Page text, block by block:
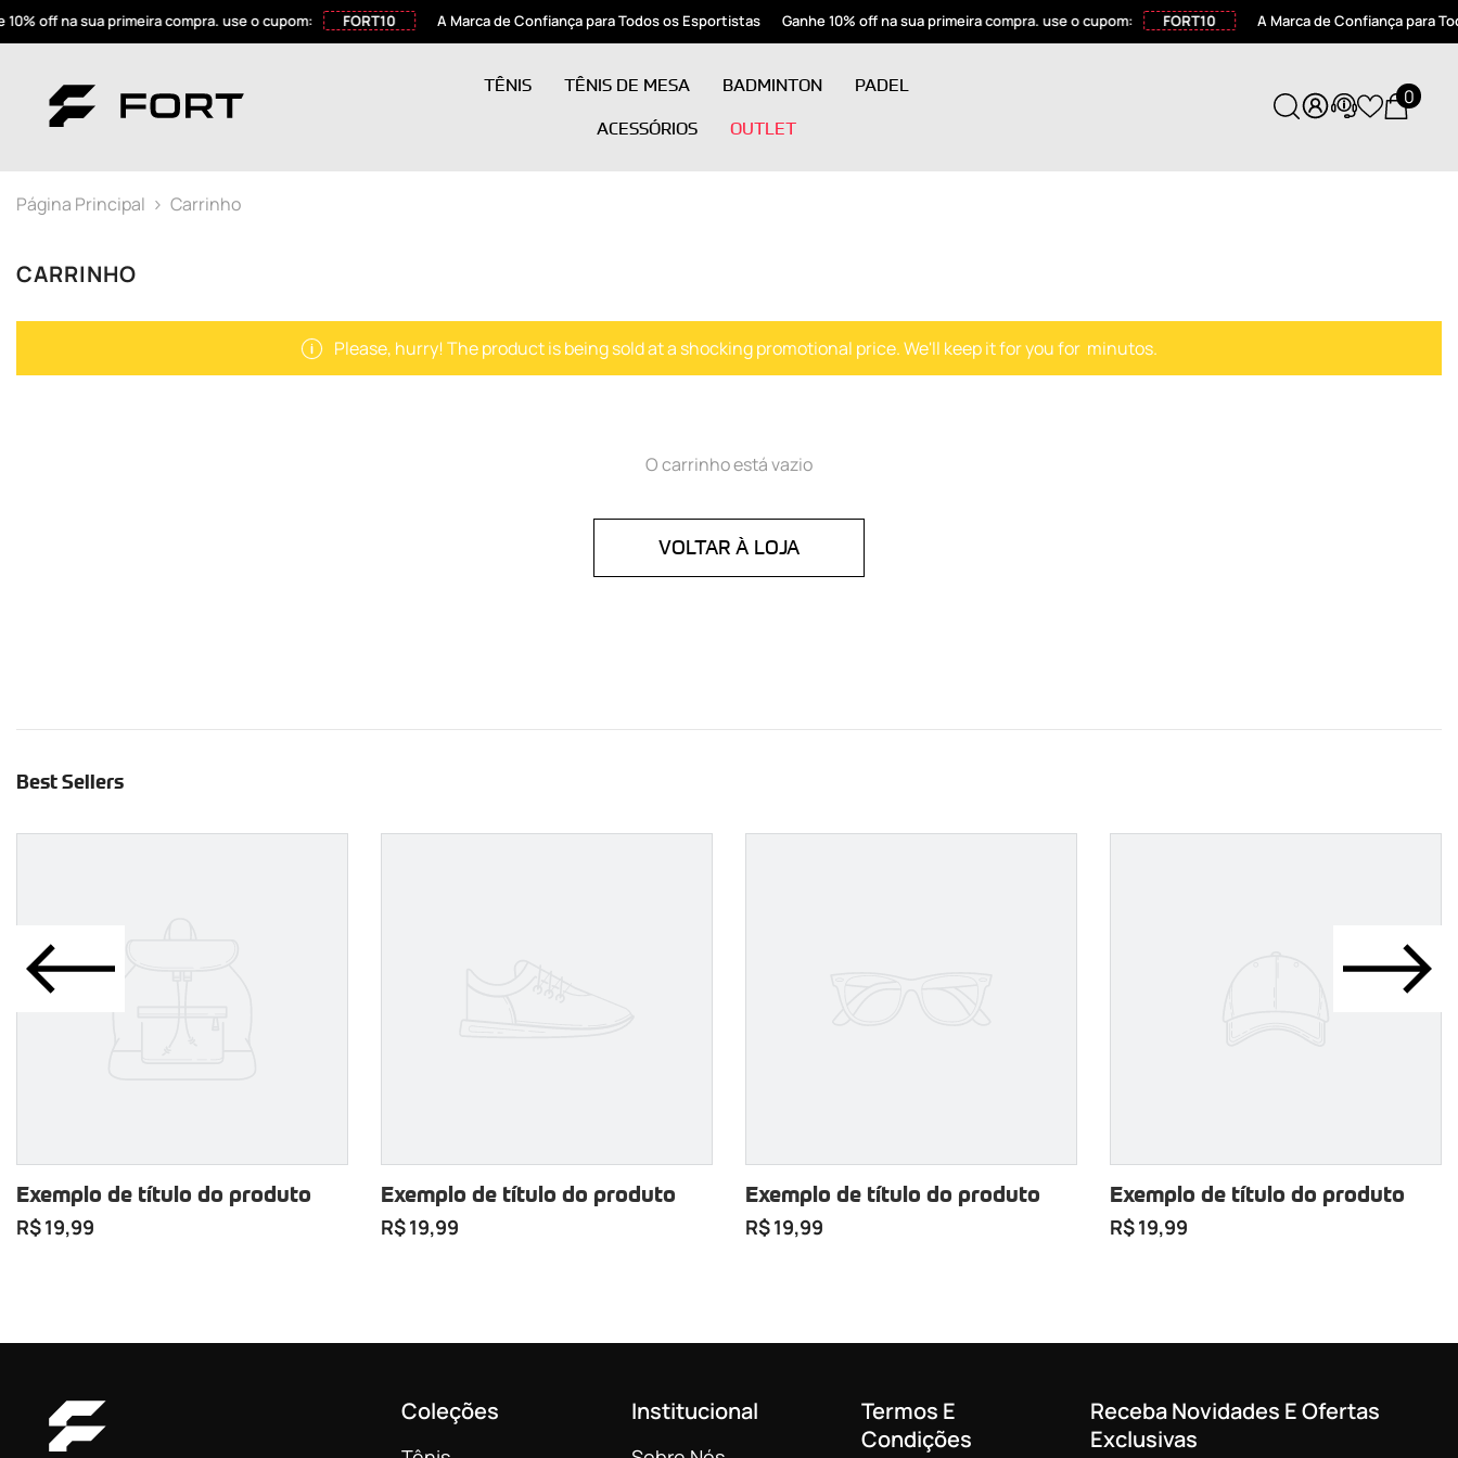
PULAR PARA O CONTEÚDO
off na sua primeira compra. use o cupom: FORT10 A Marca de Confiança para Todos os Esportistas Ganhe 10% off na sua primeira compra. use o cupom: FORT10 A Marca de Confiança para
TÊNIS TÊNIS DE MESA BADMINTON
PADEL
ACESSÓRIOS
OUTLET
00
Página Principal Carrinho
CARRINHO
Please, hurry! The product is being sold at a shocking promotional price. We'll keep it for you for minutos.
O carrinho está vazio
VOLTAR À LOJA
Best Sellers
Exemplo de título do produto
R$ 19,99
Exemplo de título do produto
R$ 19,99
Exemplo de título do produto
R$ 19,99
Exemplo de título do produto
R$ 19,99
Coleções Institucional
Termos E
Condições
Receba Novidades E Ofertas
Exclusivas